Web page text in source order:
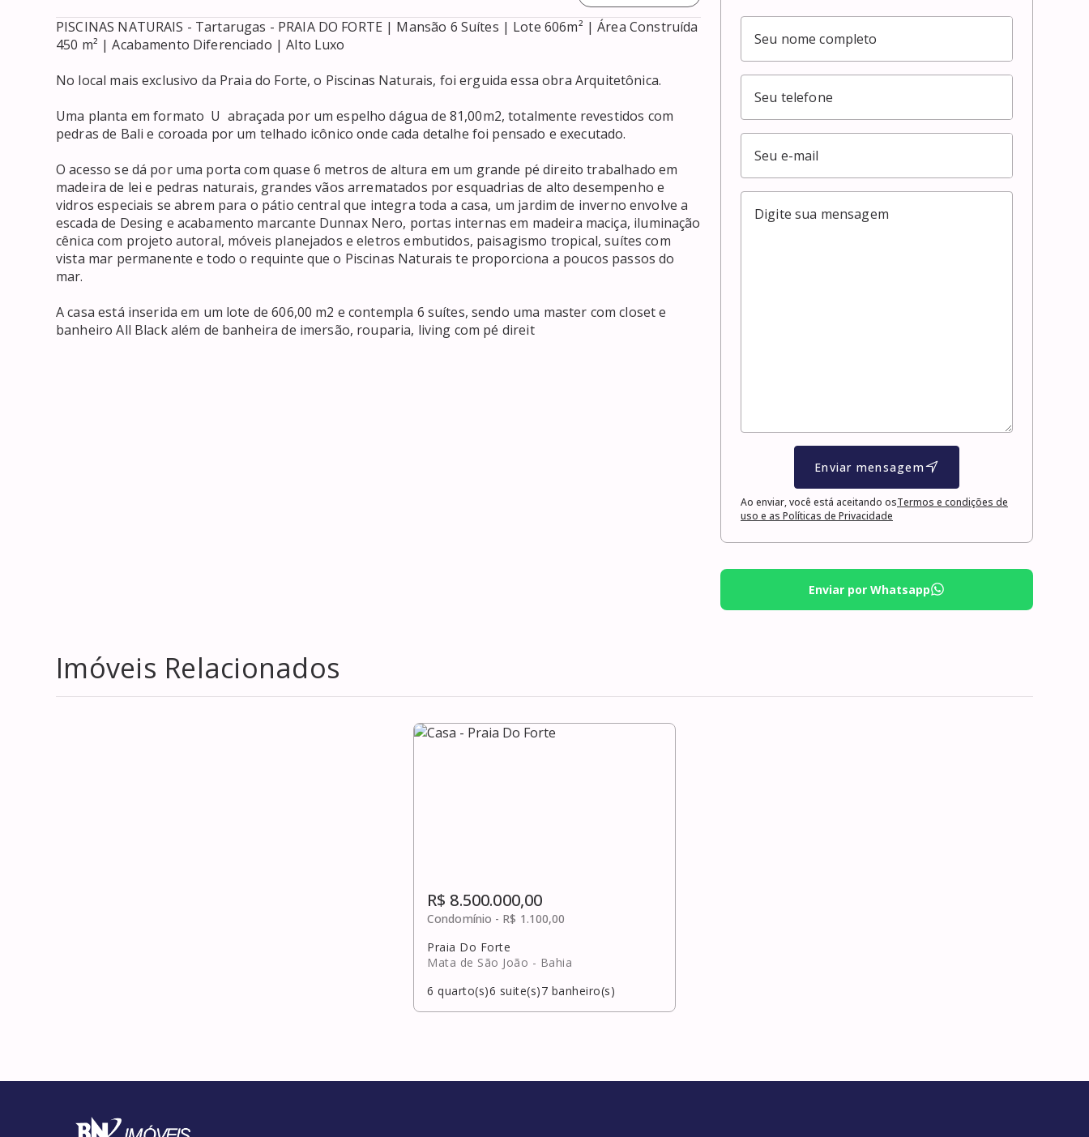
PISCINAS NATURAIS - Tartarugas - PRAIA DO FORTE | Mansão 6 Suítes | Lote 606m² | Área Construída
450 m² | Acabamento Diferenciado | Alto Luxo
No local mais exclusivo da Praia do Forte, o Piscinas Naturais, foi erguida essa obra Arquitetônica.
Uma planta em formato  U  abraçada por um espelho dágua de 81,00m2, totalmente revestidos com
pedras de Bali e coroada por um telhado icônico onde cada detalhe foi pensado e executado.
O acesso se dá por uma porta com quase 6 metros de altura em um grande pé direito trabalhado em
madeira de lei e pedras naturais, grandes vãos arrematados por esquadrias de alto desempenho e
vidros especiais se abrem para o pátio central que integra toda a casa, um jardim de inverno envolve a
escada de Desing e acabamento marcante Dunnax Nero, portas internas em madeira maciça, iluminação
cênica com projeto autoral, móveis planejados e eletros embutidos, paisagismo tropical, suítes com
vista mar permanente e todo o requinte que o Piscinas Naturais te proporciona a poucos passos do
mar.
A casa está inserida em um lote de 606,00 m2 e contempla 6 suítes, sendo uma master com closet e
banheiro All Black além de banheira de imersão, rouparia, living com pé direit
Enviar mensagem
Ao enviar, você está aceitando osTermos e condições de
uso e as Políticas de Privacidade
Enviar por Whatsapp
Imóveis Relacionados
R$ 8.500.000,00
Condomínio - R$ 1.100,00
Praia Do Forte
Mata de São João - Bahia
6 quarto(s)6 suite(s)7 banheiro(s)